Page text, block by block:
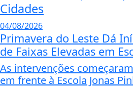
Cidades
04/08/2026
Primavera do Leste Dá
de Faixas Elevadas em
As intervenções
em frente à Escola Jonas